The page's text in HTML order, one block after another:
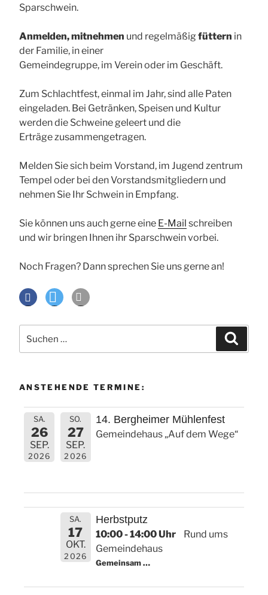
Sparschwein.
Anmelden, mitnehmen und regelmäßig füttern in
der Familie, in einer
Gemeindegruppe, im Verein oder im Geschäft.
Zum Schlachtfest, einmal im Jahr, sind alle Paten
eingeladen. Bei Getränken, Speisen und Kultur
werden die Schweine geleert und die
Erträge zusammengetragen.
Melden Sie sich beim Vorstand, im Jugend zentrum
Tempel oder bei den Vorstandsmitgliedern und
nehmen Sie Ihr Schwein in Empfang.
Sie können uns auch gerne eine E-Mail schreiben
und wir bringen Ihnen ihr Sparschwein vorbei.
Noch Fragen? Dann sprechen Sie uns gerne an!
nach:
ANSTEHENDE TERMINE:
SA.
26
SEP.
2026
SO.
27
SEP.
2026
14. Bergheimer Mühlenfest
Gemeindehaus „Auf dem Wege“
SA.
17
OKT.
2026
Herbstputz
10:00 - 14:00 Uhr
Rund ums
Gemeindehaus
Gemeinsam …